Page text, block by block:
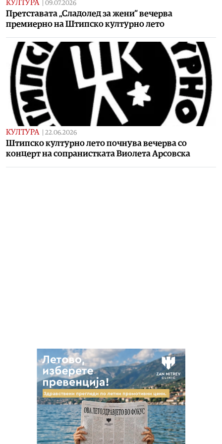
КУЛТУРА 09.07.2026
Претставата „Сладолед за жени“ вечерва
премиерно на Штипско културно лето
КУЛТУРА 22.06.2026
Штипско културно лето почнува вечерва со
концерт на сопранистката Виолета Арсовска